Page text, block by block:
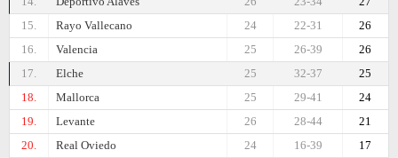
15.
Rayo Vallecano 26
22-31
24
16.
Valencia 26
26-39
25
17.
Elche 25
32-37
25
18.
Mallorca 24
29-41
25
19.
Levante 21
28-44
26
20.
Real Oviedo 17
16-39
24